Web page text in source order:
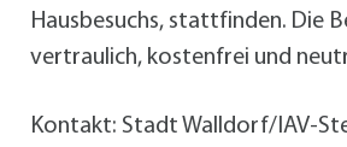
Hausbesuchs, stattfinden. Die
vertraulich, kostenfrei und
Kontakt: Stadt Walldorf/IAV-